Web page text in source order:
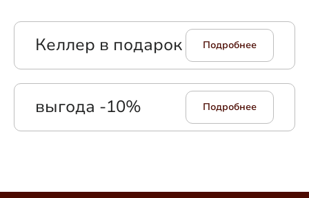
Келлер в подарок Подробнее
выгода -10% Подробнее